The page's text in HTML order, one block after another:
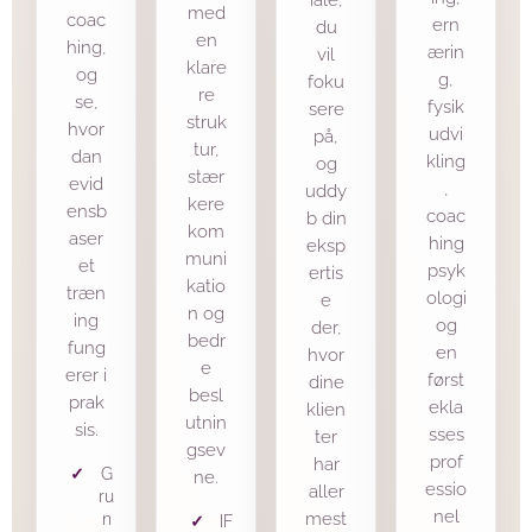
coac
hing,
og
se,
hvor
dan
evid
ensb
aser
et
træn
ing
fung
erer i
prak
sis.
G
ru
n
med
en
klare
re
struk
tur,
stær
kere
kom
muni
katio
n og
bedr
e
besl
utnin
gsev
ne.
IF
du
vil
foku
sere
på,
og
uddy
b din
eksp
ertis
e
der,
hvor
dine
klien
ter
har
aller
mest
ern
ærin
g,
fysik
udvi
kling
coac
hing
psyk
ologi
og
en
først
ekla
sses
prof
essio
nel